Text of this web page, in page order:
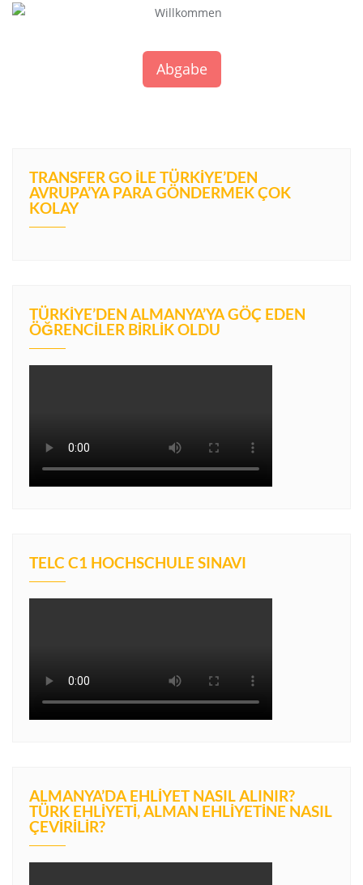
Abgabe
TRANSFER GO İLE TÜRKIYE’DEN
AVRUPA’YA PARA GÖNDERMEK ÇOK
KOLAY
TÜRKIYE’DEN ALMANYA’YA GÖÇ EDEN
ÖĞRENCILER BIRLIK OLDU
TELC C1 HOCHSCHULE SINAVI
ALMANYA’DA EHLIYET NASIL ALINIR?
TÜRK EHLIYETI, ALMAN EHLIYETINE NASIL
ÇEVIRILIR?